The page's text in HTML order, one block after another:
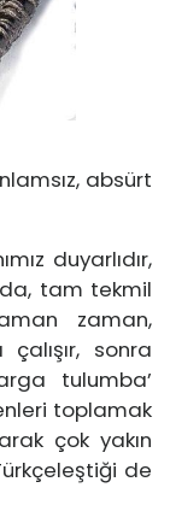
absürt
duyarlıdır,
tam tekmil
zaman,
sonra
tulumba’
toplamak
çok yakın
de